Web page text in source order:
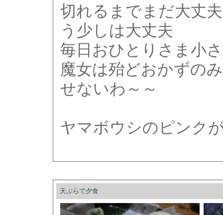
切れるまでまだ大丈
う少しは大丈夫
毎日おひとりさま小
魔女は殆どおかずの
せないわ～～
ヤマボウシのピンク
天ぷらで夕食